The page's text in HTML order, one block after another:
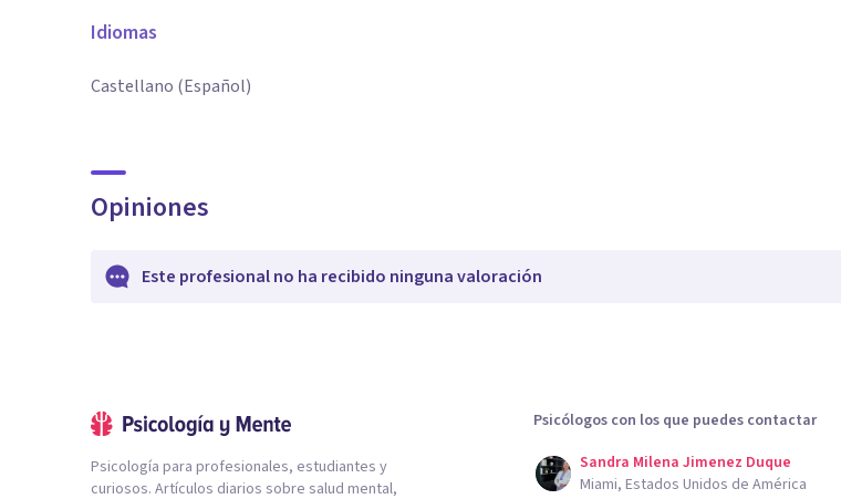
Idiomas
Castellano (Español)
Opiniones
Este profesional no ha recibido ninguna valoración
Psicología para profesionales, estudiantes y
curiosos. Artículos diarios sobre salud mental,
Psicólogos con los que puedes contactar
Sandra Milena Jimenez Duque
Miami, Estados Unidos de América